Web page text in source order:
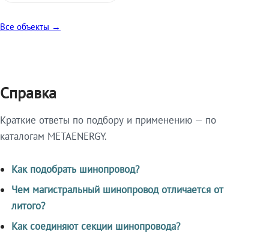
Все объекты →
Справка
Краткие ответы по подбору и применению — по
каталогам METAENERGY.
Как подобрать шинопровод?
Чем магистральный шинопровод отличается от
литого?
Как соединяют секции шинопровода?